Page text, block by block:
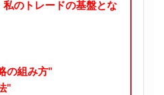
私のトレードの基盤とな
の組み方"
"